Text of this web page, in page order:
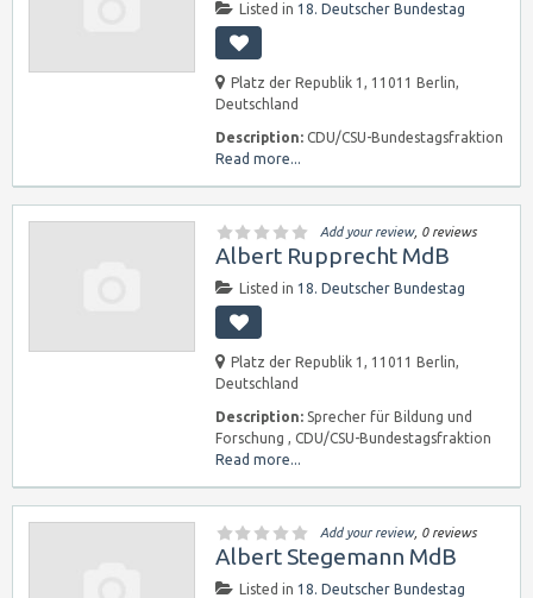
Listed in 18. Deutscher Bundestag
Platz der Republik 1, 11011 Berlin,
Deutschland
Description: CDU/CSU-Bundestagsfraktion
Read more...
Add your review, 0 reviews
Albert Rupprecht MdB
Listed in 18. Deutscher Bundestag
Platz der Republik 1, 11011 Berlin,
Deutschland
Description: Sprecher für Bildung und
Forschung , CDU/CSU-Bundestagsfraktion
Read more...
Add your review, 0 reviews
Albert Stegemann MdB
Listed in 18. Deutscher Bundestag